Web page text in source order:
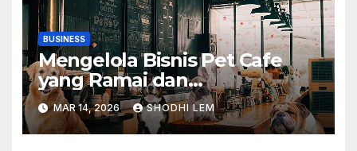
BUSINESS
Mengelola Bisnis Pet Cafe
yang Ramai dan
Berkelanjutan
MAR 14, 2026 SHODHI LEM